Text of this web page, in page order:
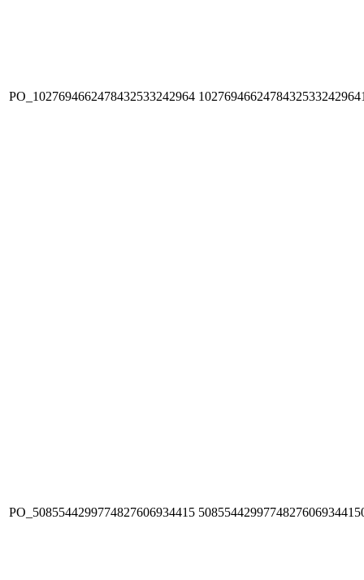
PO_1027694662478432533242964
PO_5085544299774827606934415